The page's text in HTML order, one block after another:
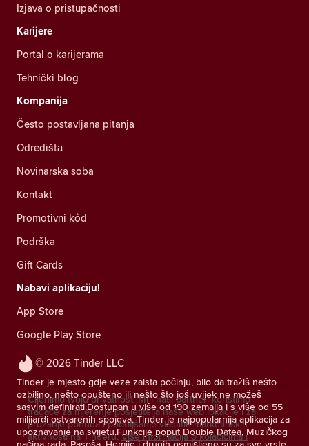
© 2026 Tinder LLC
Tinder je mjesto gdje veze zaista počinju, bilo da tražiš nešto
ozbiljno, nešto opušteno ili nešto što još uvijek ne možeš
sasvim definirati.Dostupan u više od 190 zemalja i s više od 55
milijardi ostvarenih spojeva, Tinder je najpopularnija aplikacija za
upoznavanje na svijetu.Funkcije poput Double Datea, Muzičkog
Izjava o pristupačnosti
Karijere
Portal o karijerama
Tehnički blog
Kompanija
Često postavljana pitanja
Odredištа
Novinarska soba
Kontakt
Promotivni kôd
Podrška
Gift Cards
Nabavi aplikaciju!
App Store
Google Play Store
Cijenimo tvoju privatnost. Mi i naši partneri koristimo
tragače za mjerenje posjetitelja naše web lokacije i za
pružanje ponuda i poboljšanje vlastitih marketinških
aktivnosti na Tinderu. Više informacija o kolačićima i